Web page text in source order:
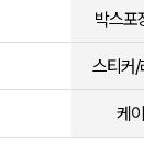
박스포
스티커/
케